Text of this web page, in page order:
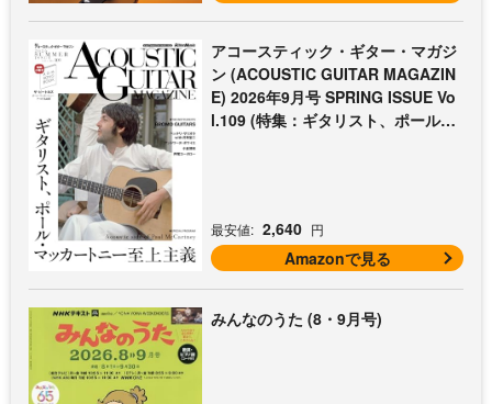
アコースティック・ギター・マガジ
ン (ACOUSTIC GUITAR MAGAZIN
E) 2026年9月号 SPRING ISSUE Vo
l.109 (特集：ギタリスト、ポール・
最安値: 2,640 円
Amazonで見る
みんなのうた (8・9月号)